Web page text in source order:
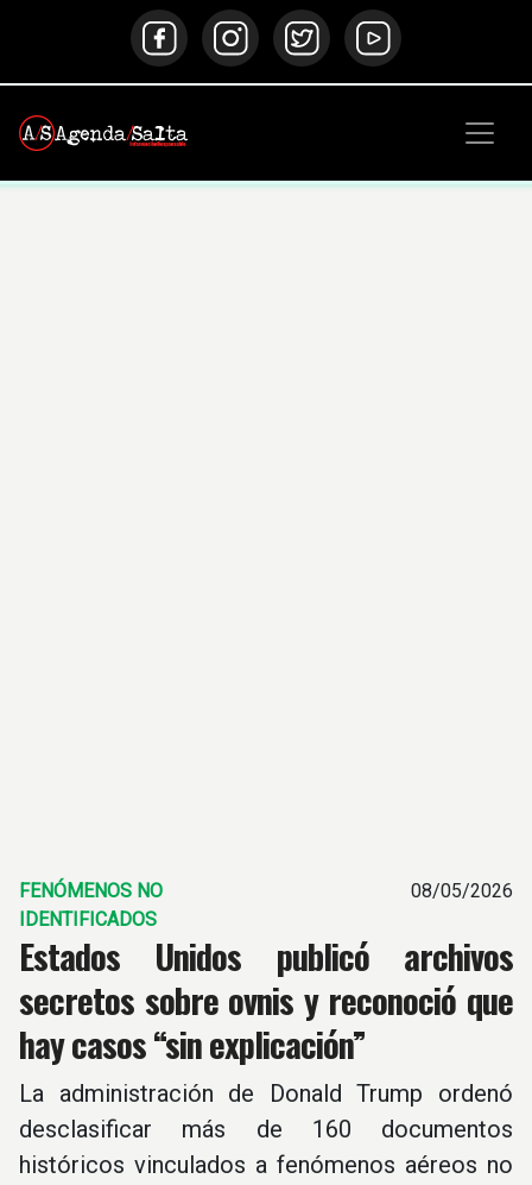
FENÓMENOS NO
IDENTIFICADOS
08/05/2026
Estados Unidos publicó archivos
secretos sobre ovnis y reconoció que
hay casos “sin explicación”
La administración de Donald Trump ordenó
desclasificar más de 160 documentos
históricos vinculados a fenómenos aéreos no